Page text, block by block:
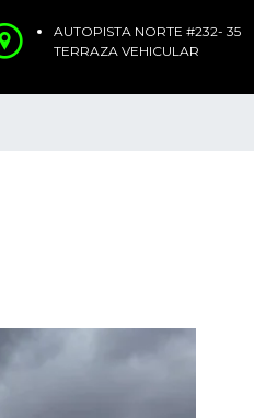
AUTOPISTA NORTE #232- 35
TERRAZA VEHICULAR